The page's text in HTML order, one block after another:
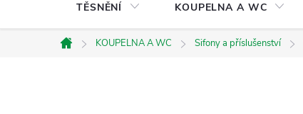
TĚSNĚNÍ KOUPELNA A WC
Domů
KOUPELNA A WC Sifony a příslušenství